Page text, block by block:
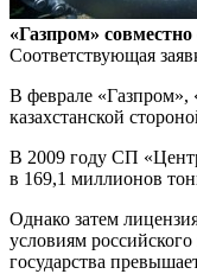
«Газпром»
Соответствующая
В феврале «Газпром»,
казахстанской
В 2009 году СП
в 169,1 миллионов
Однако затем
условиям
государства